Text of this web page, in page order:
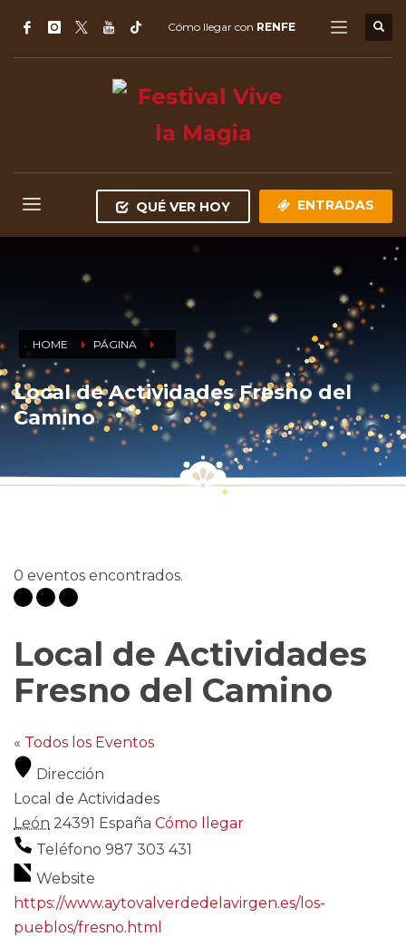
Cómo llegar con RENFE
QUÉ VER HOY ENTRADAS
HOME PÁGINA
Local de Actividades Fresno del
Camino
0 eventos encontrados.
Local de Actividades
Fresno del Camino
« Todos los Eventos
Dirección
Local de Actividades
León 24391 España Cómo llegar
Teléfono 987 303 431
Website
https://www.aytovalverdedelavirgen.es/los-
pueblos/fresno.html